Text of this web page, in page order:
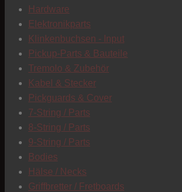
Hardware
Elektronikparts
Klinkenbuchsen - Input
Pickup-Parts & Bauteile
Tremolo & Zubehör
Kabel & Stecker
Pickguards & Cover
7-String / Parts
8-String / Parts
9-String / Parts
Bodies
Hälse / Necks
Griffbretter / Fretboards